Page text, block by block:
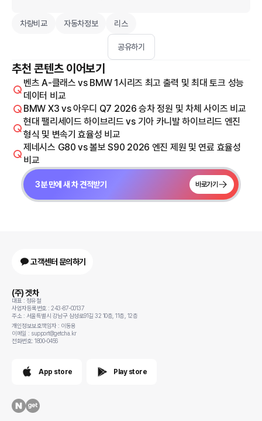
차량비교 자동차정보 리스
공유하기
추천 콘텐츠 이어보기
벤츠 A-클래스 vs BMW 1시리즈 최고 출력 및 최대 토크 성능
데이터 비교
BMW X3 vs 아우디 Q7 2026 승차 정원 및 차체 사이즈 비교
현대 팰리세이드 하이브리드 vs 기아 카니발 하이브리드 엔진
형식 및 변속기 효율성 비교
제네시스 G80 vs 볼보 S90 2026 엔진 제원 및 연료 효율성
비교
3분 만에 새 차 견적받기 바로가기
고객센터 문의하기
(주) 겟차
대표 : 정유철
사업자등록번호 : 243-87-00137
주소 : 서울특별시 강남구 삼성로91길 32 10층, 11층, 12층
개인정보보호책임자 : 이동용
이메일 : support@getcha.kr
전화번호: 1800-0456
App store Play store